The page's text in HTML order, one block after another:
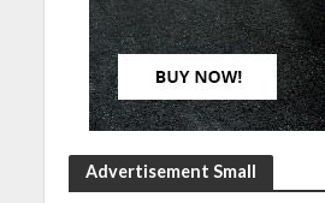
Advertisement Small